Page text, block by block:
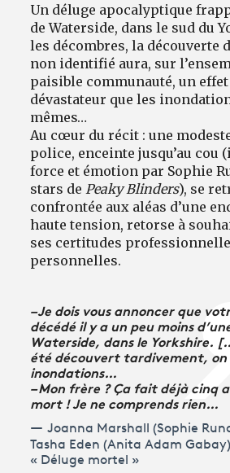
Un déluge apocalyptique
de Waterside, dans le sud du
les décombres, la découverte
non identifié aura, sur
paisible communauté, un
dévastateur que les
mêmes…
Au cœur du récit : une
police, enceinte jusqu’au cou
force et émotion par Sophie
stars de Peaky Blinders), se
confrontée aux aléas d’une
haute tension, retorse à
ses certitudes
personnelles.
– Je dois vous annoncer que
décédé il y a un peu moins
Waterside, dans le Yorkshire.
été découvert tardivement, on
inondations…
– Mon frère ? Ça fait déjà cinq
mort ! Je ne comprends rien…
Joanna Marshall (Sophie
Tasha Eden (Anita Adam
« Déluge mortel »